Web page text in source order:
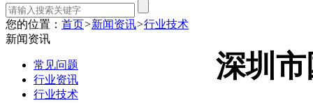
您的位置： 首页>新闻资讯>行业技术
新闻资讯
常见问题
行业资讯
行业技术
深圳